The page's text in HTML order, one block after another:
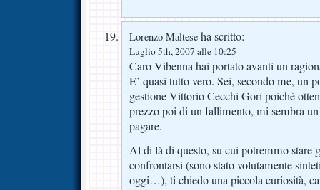
Lorenzo Maltese ha scritto:
Luglio 5th, 2007 alle 10:25
Caro Vibenna hai portato avanti un
E’ quasi tutto vero. Sei, secondo me, un
gestione Vittorio Cecchi Gori poiché
prezzo poi di un fallimento, mi sembra
pagare.
Al di là di questo, su cui potremmo stare
confrontarsi (sono stato volutamente
oggi…), ti chiedo una piccola curiosità,